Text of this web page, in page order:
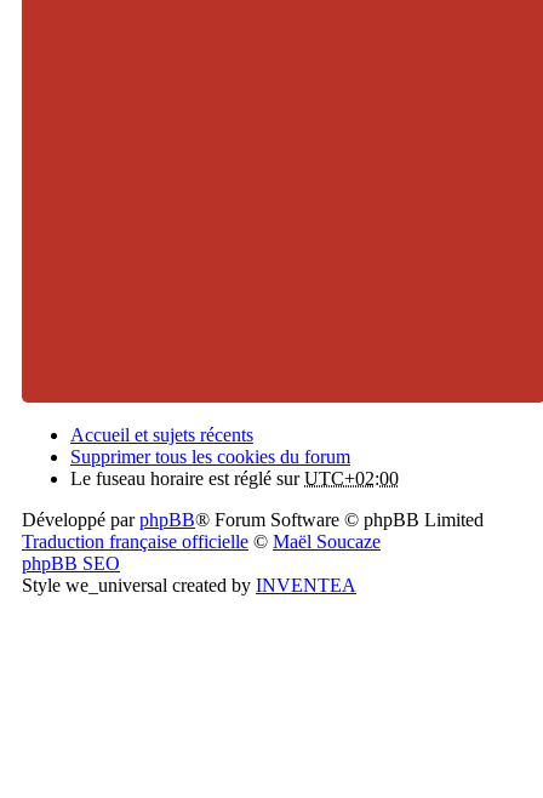
Accueil et sujets récents
Supprimer tous les cookies du forum
Le fuseau horaire est réglé surUTC+02:00
Développé parphpBB® Forum Software © phpBB Limited
Traduction française officielle © Maël Soucaze
phpBB SEO
Style we_universal created by INVENTEA